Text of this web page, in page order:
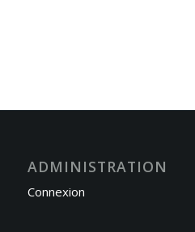
ADMINISTRATION
Connexion